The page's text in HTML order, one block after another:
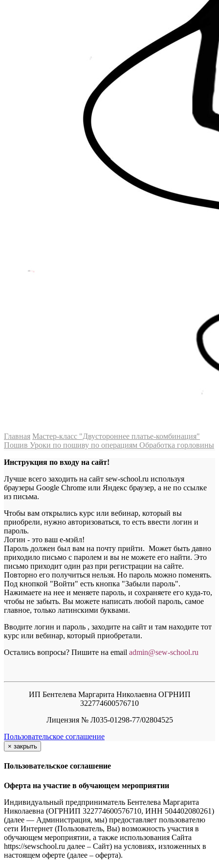
Главная Мастер-класс "Двустороннее платье-комбинация"
Пошив Уроки по пошиву по операциям Обработка горловины
Инструкция по входу на сайт!
Лучше всего заходить на сайт sew-school.ru используя
браузеры Google Chrome или Яндекс браузер, а не по ссылке
из письма.
Чтобы вам открылись курс или вебинар, который вы
приобрели, нужно авторизоваться, то есть ввести логин и
пароль.
Логин - это ваш е-мэйл!
Пароль должен был вам на почту прийти. Может быть давно
приходило письмо с паролем и вы не можете его найти. Это
письмо приходит один раз при регистрации на сайте.
Повторно его получиться нельзя. Но пароль можно поменять.
Под кнопкой "Войти" есть кнопка "Забыли пароль".
Нажимаете на нее и меняете пароль, и сохраняете его куда-то,
чтобы не забыть. Вы можете написать любой пароль, самое
главное, только латинскими буквами.
Вводите логин и пароль , заходите на сайт и там находите тот
курс или вебинар, который приобретали.
Остались вопросы? Пишите на email admin@sew-school.ru
ИП Бентелева Маргарита Николаевна ОГРНИП
322774600576710
Лицензия № Л035-01298-77/02804525
Пользовательское соглашение
× закрыть
Пользовательское соглашение
Оферта на участие в обучающем мероприятии
Индивидуальный предприниматель Бентелева Маргарита
Николаевна (ОГРНИП 322774600576710, ИНН 504402080261)
(далее — Администрация, мы) предоставляет пользователю
сети Интернет (Пользователь, Вы) возможность участия в
обучающем мероприятии, а также использования Сайта
https://sewschool.ru далее – Сайт) на условиях, изложенных в
настоящем оферте (далее – оферта).